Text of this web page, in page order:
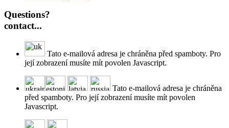
Questions?
contact...
Tato e-mailová adresa je chráněna před spamboty. Pro
její zobrazení musíte mít povolen Javascript.
Tato e-mailová adresa je chráněna
před spamboty. Pro její zobrazení musíte mít povolen
Javascript.